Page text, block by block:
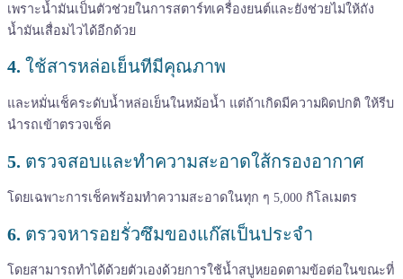
เพราะน้ำมันเป็นตัวช่วยในการสตาร์ทเครื่องยนต์และยังช่วยไม่ให้ถัง
น้ำมันเสื่อมไวได้อีกด้วย
4. ใช้สารหล่อเย็นทีมีคุณภาพ
และหมั่นเช็คระดับน้ำหล่อเย็นในหม้อน้ำ แต่ถ้าเกิดมีความผิดปกติ ให้รีบ
นำรถเข้าตรวจเช็ค
5. ตรวจสอบและทำความสะอาดใส้กรองอากาศ
โดยเฉพาะการเช็คพร้อมทำความสะอาดในทุก​ ​ๆ 5,000 กิโลเมตร
6. ตรวจหารอยรั่วซึมของแก๊สเป็นประจำ
โดยสามารถทำได้ด้วยตัวเองด้วยการใช้น้ำสบู่หยอดตามข้อต่อในขณะที่